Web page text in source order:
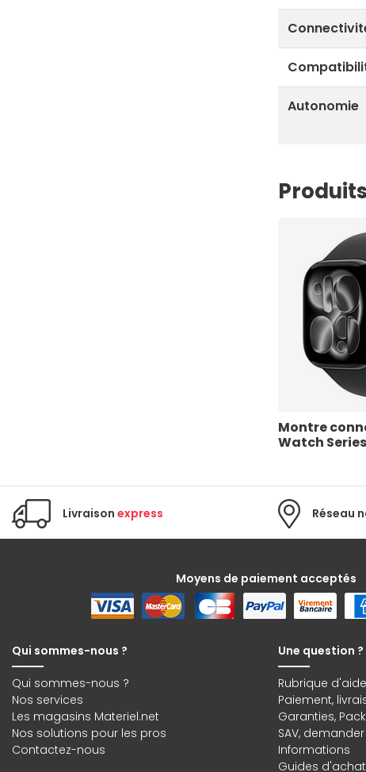
Autonomie
Montre
Watch Series
Livraison express Réseau
Moyens de paiement acceptés
Qui sommes-nous ?
Qui sommes-nous ?
Nos services
Les magasins Materiel.net
Nos solutions pour les pros
Contactez-nous
Une question ?
Rubrique
Paiement,
Garanties,
SAV,
Informations
Guides